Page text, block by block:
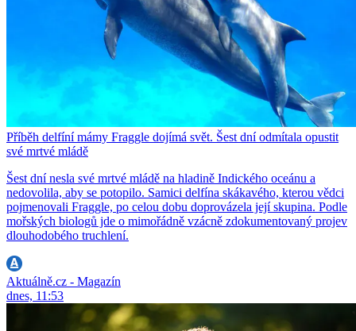
Příběh delfíní mámy Fraggle dojímá svět. Šest dní odmítala opustit
své mrtvé mládě
Šest dní nesla své mrtvé mládě na hladině Indického oceánu a
nedovolila, aby se potopilo. Samici delfína skákavého, kterou vědci
pojmenovali Fraggle, po celou dobu doprovázela její skupina. Podle
mořských biologů jde o mimořádně vzácně zdokumentovaný projev
dlouhodobého truchlení.
Aktuálně.cz - Magazín
dnes, 11:53